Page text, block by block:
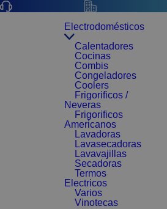
Electrodomésticos
Calentadores
Cocinas
Combis
Congeladores
Coolers
Frigorificos /
Neveras
Frigorificos
Americanos
Lavadoras
Lavasecadoras
Lavavajillas
Secadoras
Termos
Electricos
Varios
Vinotecas